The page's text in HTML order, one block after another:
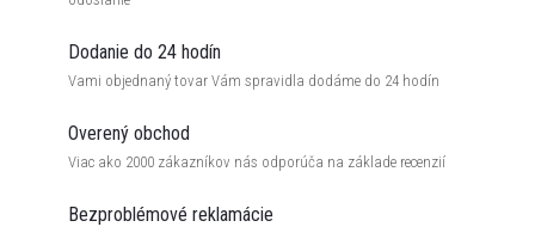
Dodanie do 24 hodín
Vami objednaný tovar Vám spravidla dodáme do 24 hodín
Overený obchod
Viac ako 2000 zákazníkov nás odporúča na základe recenzií
Bezproblémové reklamácie